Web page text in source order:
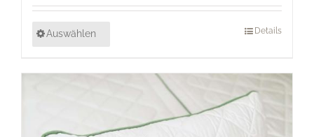
Auswählen Details